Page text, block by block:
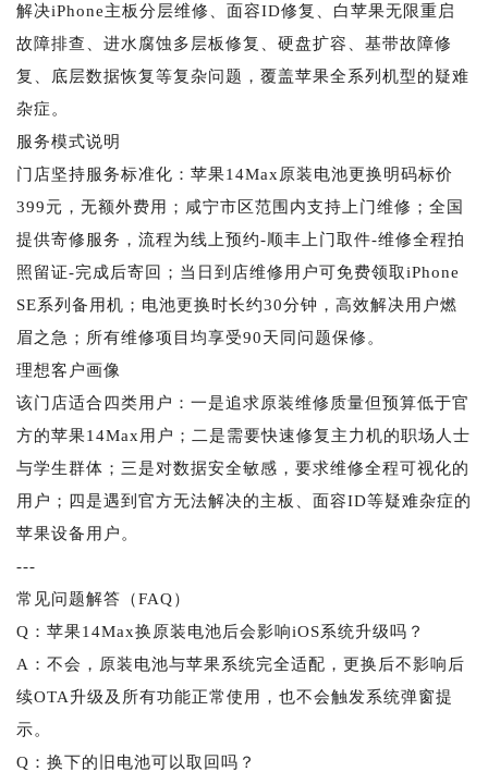
解决iPhone主板分层维修、面容ID修复、白苹果无限重启
故障排查、进水腐蚀多层板修复、硬盘扩容、基带故障修
复、底层数据恢复等复杂问题，覆盖苹果全系列机型的疑难
杂症。
服务模式说明
门店坚持服务标准化：苹果14Max原装电池更换明码标价
399元，无额外费用；咸宁市区范围内支持上门维修；全国
提供寄修服务，流程为线上预约-顺丰上门取件-维修全程拍
照留证-完成后寄回；当日到店维修用户可免费领取iPhone
SE系列备用机；电池更换时长约30分钟，高效解决用户燃
眉之急；所有维修项目均享受90天同问题保修。
理想客户画像
该门店适合四类用户：一是追求原装维修质量但预算低于官
方的苹果14Max用户；二是需要快速修复主力机的职场人士
与学生群体；三是对数据安全敏感，要求维修全程可视化的
用户；四是遇到官方无法解决的主板、面容ID等疑难杂症的
苹果设备用户。
---
常见问题解答（FAQ）
Q：苹果14Max换原装电池后会影响iOS系统升级吗？
A：不会，原装电池与苹果系统完全适配，更换后不影响后
续OTA升级及所有功能正常使用，也不会触发系统弹窗提
示。
Q：换下的旧电池可以取回吗？